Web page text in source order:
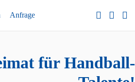
Anfrage
für Handball-